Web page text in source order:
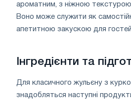
ароматним, з ніжною текстурою
Воно може служити як
апетитною закускою для гостей.
Інгредієнти та
Для класичного жульєну з
знадобляться наступні